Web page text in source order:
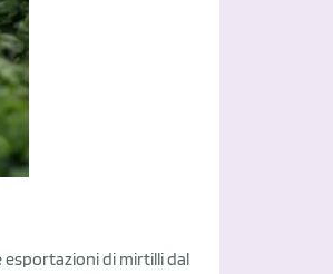
esportazioni di mirtilli dal